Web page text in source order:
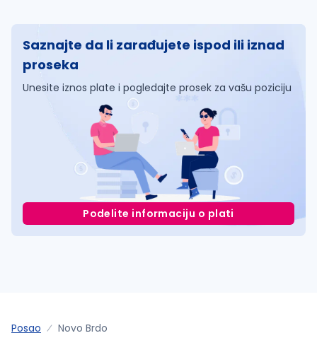
Saznajte da li zarađujete ispod ili iznad
proseka
Unesite iznos plate i pogledajte prosek za vašu poziciju
Podelite informaciju o plati
Posao Novo Brdo